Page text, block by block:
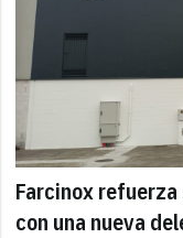
Farcinox
con una nueva